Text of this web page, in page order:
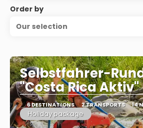
Order by
Our selection
Selbstfahrer-
"Costa Rica Aktiv"
6 DESTINATIONS 2 TRANSPORTS 14
Holiday package